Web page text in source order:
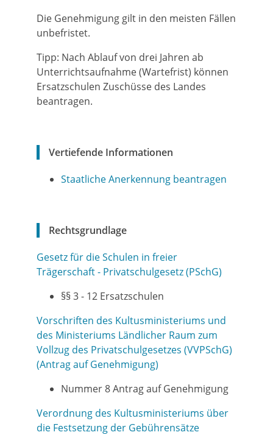
Die Genehmigung gilt in den meisten Fällen
unbefristet.
Tipp: Nach Ablauf von drei Jahren ab
Unterrichtsaufnahme (Wartefrist) können
Ersatzschulen Zuschüsse des Landes
beantragen.
Vertiefende Informationen
Staatliche Anerkennung beantragen
Rechtsgrundlage
Gesetz für die Schulen in freier
Trägerschaft - Privatschulgesetz (PSchG)
§§ 3 - 12 Ersatzschulen
Vorschriften des Kultusministeriums und
des Ministeriums Ländlicher Raum zum
Vollzug des Privatschulgesetzes (VVPSchG)
(Antrag auf Genehmigung)
Nummer 8 Antrag auf Genehmigung
Verordnung des Kultusministeriums über
die Festsetzung der Gebührensätze